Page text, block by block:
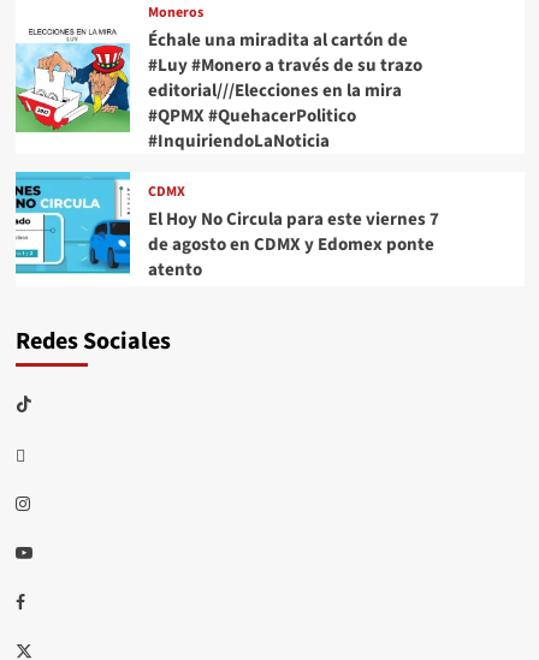
Moneros
Échale una miradita al cartón de
#Luy #Monero a través de su trazo
editorial///Elecciones en la mira
#QPMX #QuehacerPolitico
#InquiriendoLaNoticia
CDMX
El Hoy No Circula para este viernes 7
de agosto en CDMX y Edomex ponte
atento
Redes Sociales
TikTok
threads
Instagram
Youtube
Facebook
X